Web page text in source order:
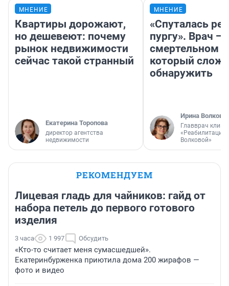
МНЕНИЕ
Квартиры дорожают,
но дешевеют: почему
рынок недвижимости
сейчас такой странный
Екатерина Торопова
директор агентства
недвижимости
МНЕНИЕ
«Спуталась
пургу». Врач —
смертельном
который
обнаружить
Ирина Волкова
Главврач
«Реабилитация
Волковой»
РЕКОМЕНДУЕМ
Лицевая гладь для чайников: гайд от
набора петель до первого готового
изделия
3 часа 1 997 Обсудить
«Кто-то считает меня сумасшедшей».
Екатеринбурженка приютила дома 200 жирафов —
фото и видео